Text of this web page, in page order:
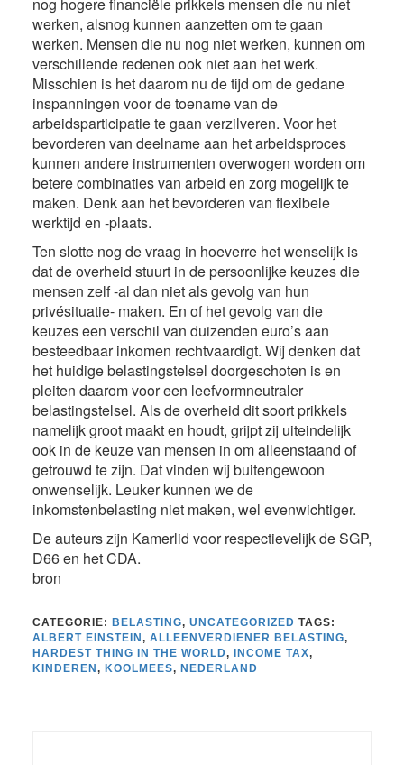
werken, alsnog kunnen aanzetten om te gaan
werken. Mensen die nu nog niet werken, kunnen om
verschillende redenen ook niet aan het werk.
Misschien is het daarom nu de tijd om de gedane
inspanningen voor de toename van de
arbeidsparticipatie te gaan verzilveren. Voor het
bevorderen van deelname aan het arbeidsproces
kunnen andere instrumenten overwogen worden om
betere combinaties van arbeid en zorg mogelijk te
maken. Denk aan het bevorderen van flexibele
werktijd en -plaats.
Ten slotte nog de vraag in hoeverre het wenselijk is
dat de overheid stuurt in de persoonlijke keuzes die
mensen zelf -al dan niet als gevolg van hun
privésituatie- maken. En of het gevolg van die
keuzes een verschil van duizenden euro’s aan
besteedbaar inkomen rechtvaardigt. Wij denken dat
het huidige belastingstelsel doorgeschoten is en
pleiten daarom voor een leefvormneutraler
belastingstelsel. Als de overheid dit soort prikkels
namelijk groot maakt en houdt, grijpt zij uiteindelijk
ook in de keuze van mensen in om alleenstaand of
getrouwd te zijn. Dat vinden wij buitengewoon
onwenselijk. Leuker kunnen we de
inkomstenbelasting niet maken, wel evenwichtiger.
De auteurs zijn Kamerlid voor respectievelijk de SGP,
D66 en het CDA.
bron
CATEGORIE: BELASTING, UNCATEGORIZED TAGS:
ALBERT EINSTEIN, ALLEENVERDIENER BELASTING,
HARDEST THING IN THE WORLD, INCOME TAX,
KINDEREN, KOOLMEES, NEDERLAND